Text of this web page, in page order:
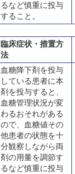
るなど慎重に投与
すること。
臨床症状・措置方
法
血糖降下剤を投与
している患者に本
剤を投与すると、
血糖管理状況が変
わるおそれがある
ので、血糖値その
他患者の状態を十
分観察しながら両
剤の用量を調節す
るなど慎重に投与